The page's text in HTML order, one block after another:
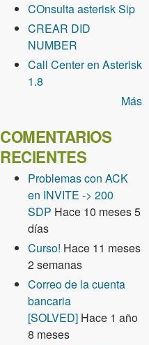
COnsulta asterisk Sip
CREAR DID
NUMBER
Call Center en Asterisk
1.8
Más
COMENTARIOS
RECIENTES
Problemas con ACK
en INVITE -> 200
SDP Hace 10 meses 5
días
Curso! Hace 11 meses
2 semanas
Correo de la cuenta
bancaria
[SOLVED] Hace 1 año
8 meses